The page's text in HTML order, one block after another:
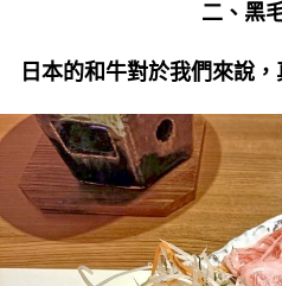
二、黑
日本的和牛對於我們來說